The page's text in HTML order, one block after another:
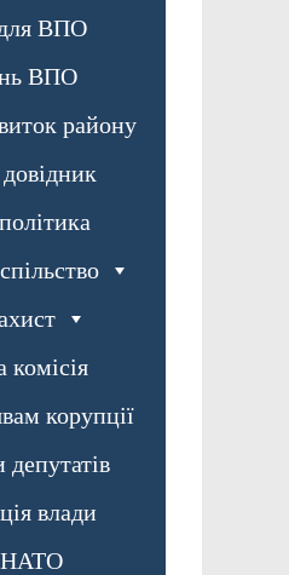
ВПО
ВПО
району
корупції
депутатів
влади
НАТО